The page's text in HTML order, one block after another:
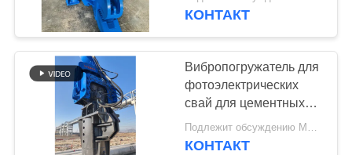
О
НАС
ПУТЕШЕСТВИЕ
ФАБРИКИ
двигатель и
КОНТАКТ
Вибропогружатель для
фотоэлектрических
свай для цементных
свай 48-52 тонны
Экскаватор HITACHI
Подлежит обсуждению MOQ:1 набор
КОНТАКТ